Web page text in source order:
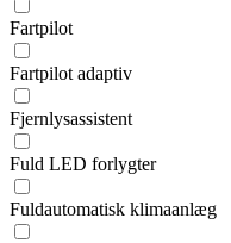
Fartpilot
Fartpilot adaptiv
Fjernlysassistent
Fuld LED forlygter
Fuldautomatisk klimaanlæg